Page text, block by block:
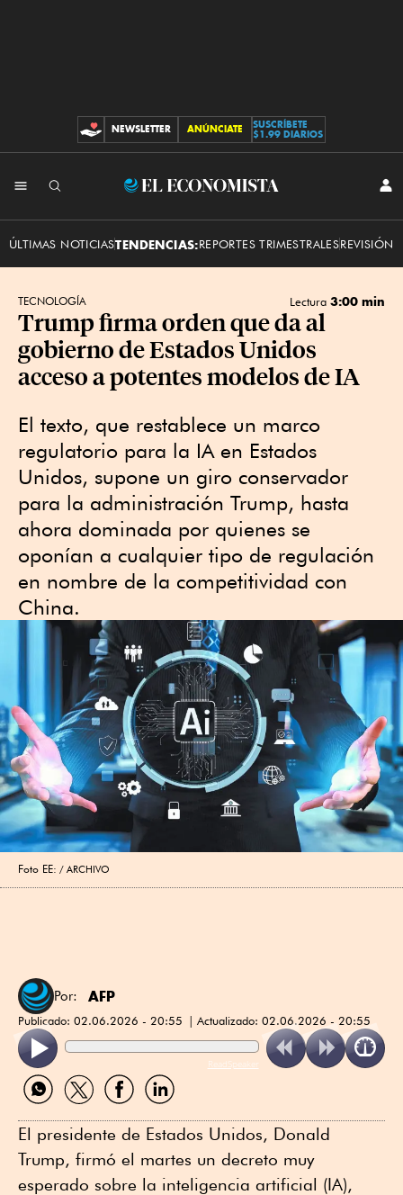
CONTRIBUCIONES
NEWSLETTER ANÚNCIATE
SUSCRÍBETE
$1.99 DIARIOS
El
ÚLTIMAS NOTICIASTENDENCIAS:REPORTES TRIMESTRALESREVISIÓN
TECNOLOGÍA Lectura 3:00 min
Trump firma orden que da al
gobierno de Estados Unidos
acceso a potentes modelos de IA
El texto, que restablece un marco
regulatorio para la IA en Estados
Unidos, supone un giro conservador
para la administración Trump, hasta
ahora dominada por quienes se
oponían a cualquier tipo de regulación
en nombre de la competitividad con
China.
Foto EE: ARCHIVO
Por: AFP
Publicado: 02.06.2026 - 20:55 Actualizado: 02.06.2026 - 20:55
ReadSpeaker
Compartir
por
Compartir
por
Compartir
por
Compartir
por
El presidente de Estados Unidos, Donald
Trump, firmó el martes un decreto muy
esperado sobre la inteligencia artificial (IA),